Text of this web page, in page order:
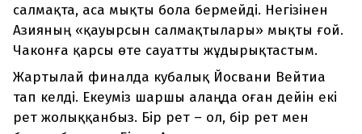
салмақта, аса мықты бола бермейді. Негізінен
Азияның «қауырсын салмақтылары» мықты ғой.
Чаконға қарсы өте сауатты жұдырықтастым.
Жартылай финалда кубалық Йосвани Вейтиа
тап келді. Екеуміз шаршы алаңда оған дейін екі
рет жолыққанбыз. Бір рет – ол, бір рет мен